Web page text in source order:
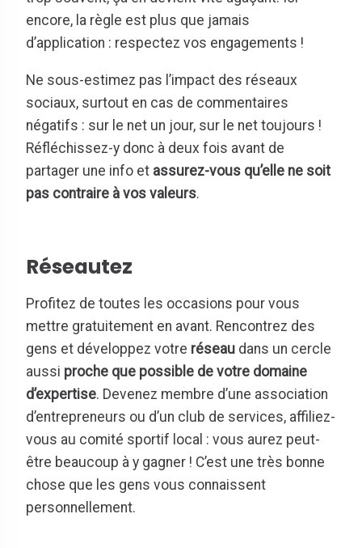
encore, la règle est plus que jamais
d’application : respectez vos engagements !
Ne sous-estimez pas l’impact des réseaux
sociaux, surtout en cas de commentaires
négatifs : sur le net un jour, sur le net toujours !
Réfléchissez-y donc à deux fois avant de
partager une info et assurez-vous qu’elle ne soit
pas contraire à vos valeurs.
Réseautez
Profitez de toutes les occasions pour vous
mettre gratuitement en avant. Rencontrez des
gens et développez votre réseau dans un cercle
aussi proche que possible de votre domaine
d’expertise. Devenez membre d’une association
d’entrepreneurs ou d’un club de services, affiliez-
vous au comité sportif local : vous aurez peut-
être beaucoup à y gagner ! C’est une très bonne
chose que les gens vous connaissent
personnellement.